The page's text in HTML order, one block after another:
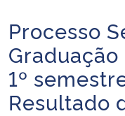
Ministério da Infraestrutura
Ministério da Agricultura,
Ministério da Educação
Início do conteúdo
Processo
1º
Resultado